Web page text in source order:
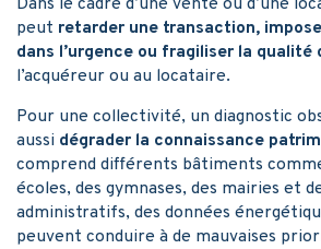
peut retarder une transaction,
dans l’urgence ou fragiliser la qualité
l’acquéreur ou au locataire.
Pour une collectivité, un diagnostic
aussi dégrader la connaissance
comprend différents bâtiments
écoles, des gymnases, des mairies et
administratifs, des données
peuvent conduire à de mauvaises